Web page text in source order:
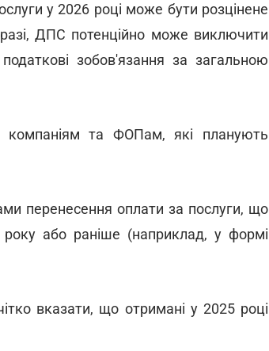
у 2026 році може бути розцінене
ДПС потенційно може виключити
зобов'язання за загальною
компаніям та ФОПам, які планують
перенесення оплати за послуги, що
або раніше (наприклад, у формі
вказати, що отримані у 2025 році